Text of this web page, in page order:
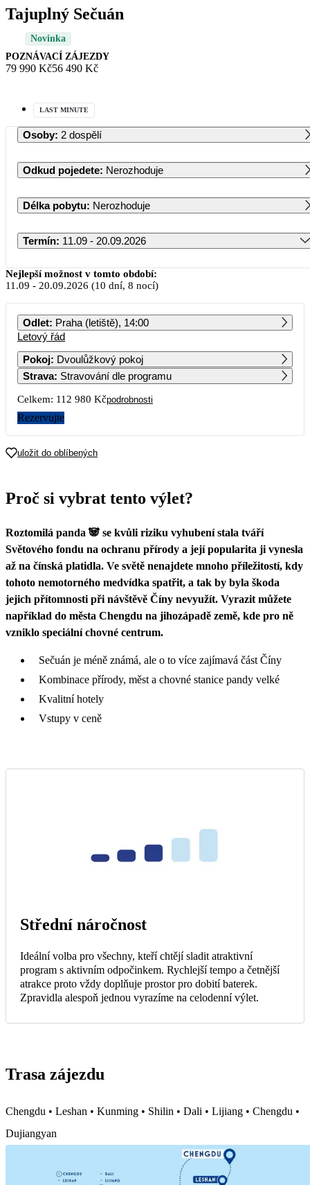
Tajuplný Sečuán
Novinka
POZNÁVACÍ ZÁJEZDY
79 990 Kč56 490 Kč
LAST MINUTE
Osoby: 2 dospělí
Odkud pojedete: Nerozhoduje
Délka pobytu: Nerozhoduje
Termín: 11.09 - 20.09.2026
Září 2026
PO ÚT ST ČT PÁ SO NE
7 8 9 10
21
Nejlepší možnost v tomto období:
11.09 - 20.09.2026 (10 dní, 8 nocí)
Odlet: Praha (letiště), 14:00
Letový řád
Pokoj: Dvoulůžkový pokoj
Strava: Stravování dle programu
Celkem: 112 980 Kčpodrobnosti
Rezervujte
uložit do oblíbených
Proč si vybrat tento výlet?
Roztomilá panda 🐼 se kvůli riziku vyhubení stala tváří
Světového fondu na ochranu přírody a její popularita ji vynesla
až na čínská platidla. Ve světě nenajdete mnoho příležitostí, kdy
tohoto nemotorného medvídka spatřit, a tak by byla škoda
jejich přítomnosti při návštěvě Číny nevyužít. Vyrazit můžete
například do města Chengdu na jihozápadě země, kde pro ně
vzniklo speciální chovné centrum.
Sečuán je méně známá, ale o to více zajímavá část Číny
Kombinace přírody, měst a chovné stanice pandy velké
Kvalitní hotely
Vstupy v ceně
Střední náročnost
Ideální volba pro všechny, kteří chtějí sladit atraktivní
program s aktivním odpočinkem. Rychlejší tempo a četnější
atrakce proto vždy doplňuje prostor pro dobití baterek.
Zpravidla alespoň jednou vyrazíme na celodenní výlet.
Trasa zájezdu
Chengdu • Leshan • Kunming • Shilin • Dali • Lijiang • Chengdu •
Dujiangyan